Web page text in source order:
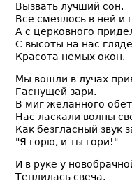
Вызвать лучший сон.
Все смеялось в ней и
А с церковного
С высоты на нас
Красота немых окон.
Мы вошли в лучах
Гаснущей зари.
В миг желанного
Нас ласкали волны
Как безгласный звук
"Я горю, и ты гори!"
И в руке у
Теплилась свеча.